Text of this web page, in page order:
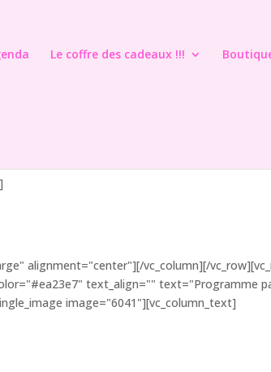
Le coffre des cadeaux !!!
alignment="center"][/vc_column][/
text_align="" text="Programme
image="6041"][vc_column_text]